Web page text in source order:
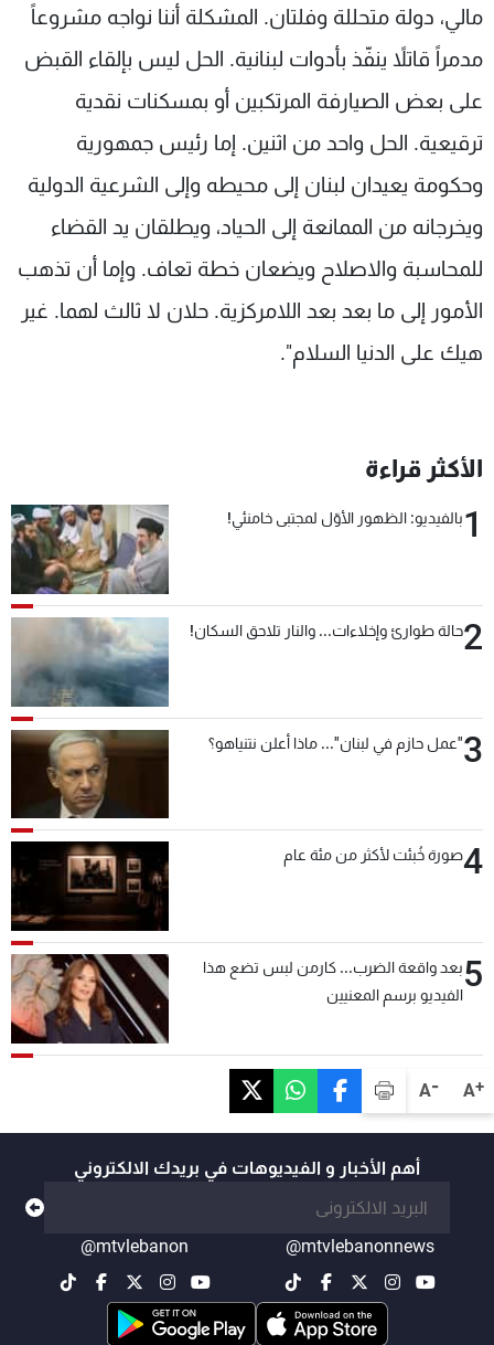
A+
A-
مالي، دولة متحللة وفلتان. المشكلة أننا نواجه مشروعاً
مدمراً قاتلاً ينفّذ بأدوات لبنانية. الحل ليس بإلقاء القبض
على بعض الصيارفة المرتكبين أو بمسكنات نقدية
ترقيعية. الحل واحد من اثنين. إما رئيس جمهورية
وحكومة يعيدان لبنان إلى محيطه وإلى الشرعية الدولية
ويخرجانه من الممانعة إلى الحياد، ويطلقان يد القضاء
للمحاسبة والاصلاح ويضعان خطة تعاف. وإما أن تذهب
الأمور إلى ما بعد بعد اللامركزية. حلان لا ثالث لهما. غير
هيك على الدنيا السلام".
الأكثر قراءة
1بالفيديو: الظهور الأوّل لمجتبى خامنئي!
2حالة طوارئ وإخلاءات... والنار تلاحق السكان!
3"عمل حازم في لبنان"... ماذا أعلن نتنياهو؟
4صورة خُبئت لأكثر من مئة عام
5بعد واقعة الضرب... كارمن لبس تضع هذا
الفيديو برسم المعنيين
أهم الأخبار و الفيديوهات في بريدك الالكتروني
@mtvlebanonnews
@mtvlebanon
الإنـتـاج
لاعلاناتكم
تواصل معنا
سياسة الخصوصية